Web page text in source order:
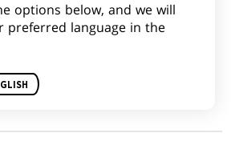
SEPARE
options below, and we will
preferred language in the